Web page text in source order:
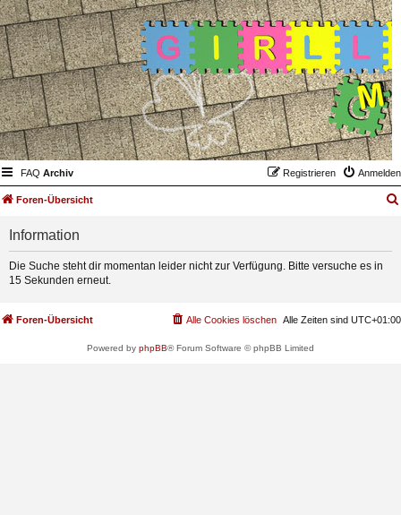
FAQ Archiv Anmelden
Registrieren
Foren-Übersicht
Information
Die Suche steht dir momentan leider nicht zur Verfügung. Bitte versuche es in
15 Sekunden erneut.
Foren-Übersicht Alle Zeiten sind UTC+01:00
Alle Cookies löschen
Powered by phpBB® Forum Software © phpBB Limited